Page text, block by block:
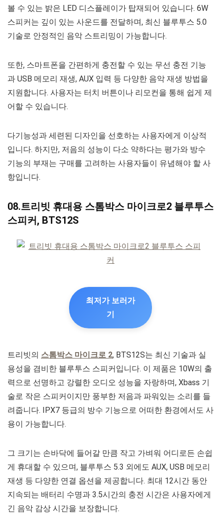
볼 수 있는 밝은 LED 디스플레이가 탑재되어 있습니다. 6W
스피커는 깊이 있는 사운드를 전달하며, 최신 블루투스 5.0
기술로 안정적인 음악 스트리밍이 가능합니다.
또한, 스마트폰을 간편하게 충전할 수 있는 무선 충전 기능
과 USB 메모리 재생, AUX 입력 등 다양한 음악 재생 방법을
지원합니다. 사용자는 터치 버튼이나 리모컨을 통해 쉽게 제
어할 수 있습니다.
다기능성과 세련된 디자인을 선호하는 사용자에게 이상적
입니다. 하지만, 저음의 성능이 다소 약하다는 평가와 방수
기능의 부재는 구매를 고려하는 사용자들이 유념해야 할 사
항입니다.
08.트리빗 휴대용 스톰박스 마이크로2 블루투스
스피커, BTS12S
최저가 보러가
기
트리빗의 스톰박스 마이크로 2, BTS12S는 최신 기술과 실
용성을 겸비한 블루투스 스피커입니다. 이 제품은 10W의 출
력으로 선명하고 강렬한 오디오 성능을 자랑하며, Xbass 기
술로 작은 스피커이지만 풍부한 저음과 파워있는 소리를 들
려줍니다. IPX7 등급의 방수 기능으로 어떠한 환경에서도 사
용이 가능합니다.
그 크기는 손바닥에 들어갈 만큼 작고 가벼워 어디로든 손쉽
게 휴대할 수 있으며, 블루투스 5.3 외에도 AUX, USB 메모리
재생 등 다양한 연결 옵션을 제공합니다. 최대 12시간 동안
지속되는 배터리 수명과 3.5시간의 충전 시간은 사용자에게
긴 음악 감상 시간을 보장합니다.